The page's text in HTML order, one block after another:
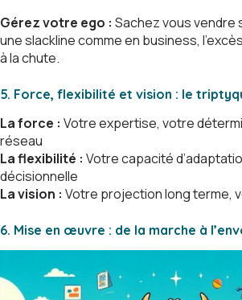
Gérez votre ego : Sachez vous vendre
une slackline comme en business,
à la chute.
5. Force, flexibilité et vision : le
La force : Votre expertise, votre
réseau
La flexibilité : Votre capacité
décisionnelle
La vision : Votre projection long terme,
6. Mise en œuvre : de la marche à